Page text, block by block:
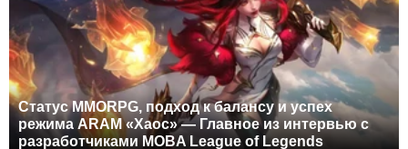
Статус MMORPG, подход к балансу и успех
режима ARAM «Хаос» — Главное из интервью с
разработчиками MOBA League of Legends